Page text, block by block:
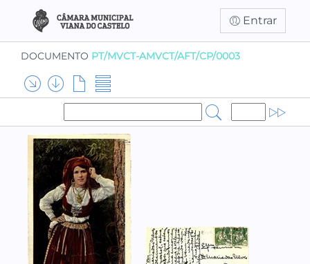
Entrar
DOCUMENTO PT/MVCT-AMVCT/AFT/CP/0003